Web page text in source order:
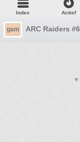
Index Actief
gam ARC Raiders
▼